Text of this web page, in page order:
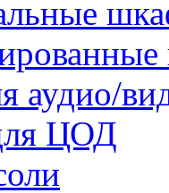
аудио/
ЦОД